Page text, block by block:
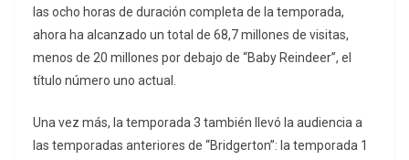
las ocho horas de duración completa de la temporada,
ahora ha alcanzado un total de 68,7 millones de visitas,
menos de 20 millones por debajo de “Baby Reindeer”, el
título número uno actual.
Una vez más, la temporada 3 también llevó la audiencia a
las temporadas anteriores de “Bridgerton”: la temporada 1